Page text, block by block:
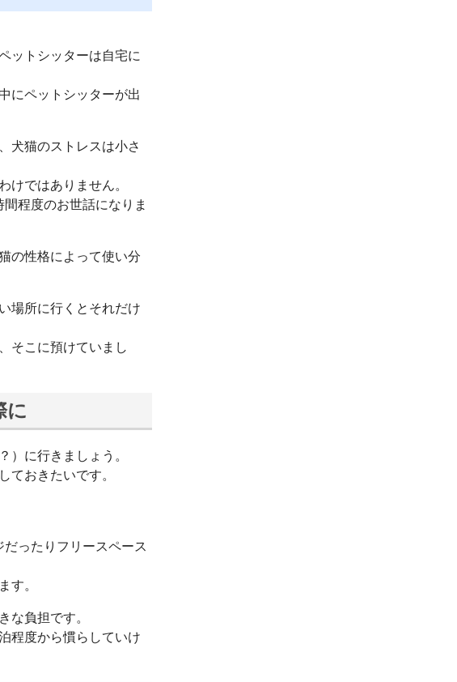
ットシッターは自宅に
にペットシッターが出
犬猫のストレスは小さ
けではありません。
程度のお世話になりま
の性格によって使い分
場所に行くとそれだけ
そこに預けていまし
に
）に行きましょう。
ておきたいです。
ったりフリースペース
す。
な負担です。
程度から慣らしていけ